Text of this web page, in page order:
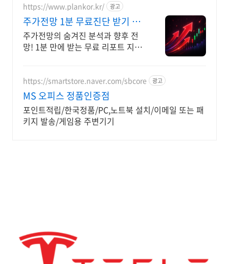
https://www.plankor.kr/ 광고
주가전망 1분 무료진단 받기 가
입즉시 무료리포트 100%
주가전망의 숨겨진 분석과 향후 전
망! 1분 만에 받는 무료 리포트 지금
https://smartstore.naver.com/sbcore 광고
MS 오피스 정품인증점
포인트적립/한국정품/PC,노트북 설치/이메일 또는 패
키지 발송/게임용 주변기기